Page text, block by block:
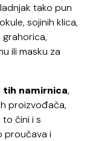
tako pun
sojinih klica,
grahorica,
ili masku za
tih namirnica,
proizvođača,
to čini i s
proučava i